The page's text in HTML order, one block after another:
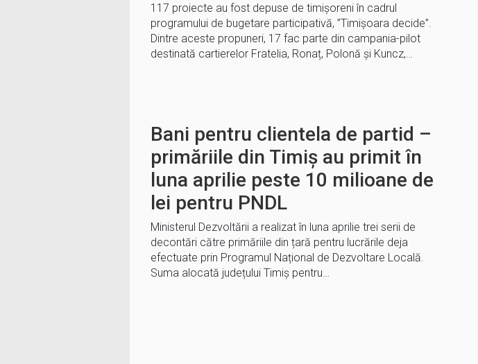
117 proiecte au fost depuse de timișoreni în cadrul
programului de bugetare participativă, ”Timișoara decide”.
Dintre aceste propuneri, 17 fac parte din campania-pilot
destinată cartierelor Fratelia, Ronaț, Polonă și Kuncz,…
Bani pentru clientela de partid –
primăriile din Timiș au primit în
luna aprilie peste 10 milioane de
lei pentru PNDL
Ministerul Dezvoltării a realizat în luna aprilie trei serii de
decontări către primăriile din țară pentru lucrările deja
efectuate prin Programul Național de Dezvoltare Locală.
Suma alocată județului Timiș pentru…